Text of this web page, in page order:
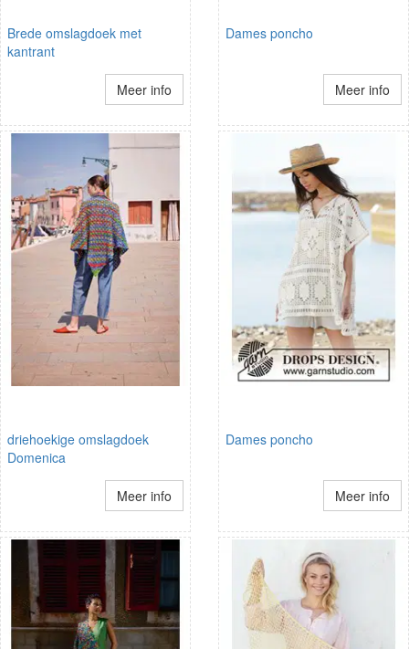
Brede omslagdoek met
kantrant
Meer info
Dames poncho
Meer info
driehoekige omslagdoek
Domenica
Meer info
Dames poncho
Meer info